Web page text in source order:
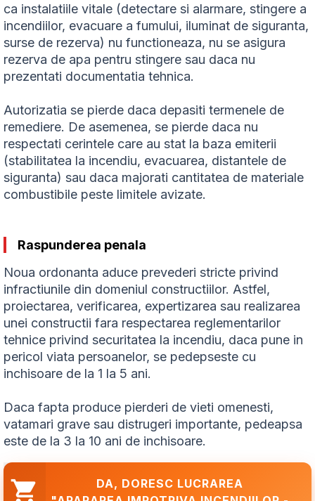
ca instalatiile vitale (detectare si alarmare, stingere a
incendiilor, evacuare a fumului, iluminat de siguranta,
surse de rezerva) nu functioneaza, nu se asigura
rezerva de apa pentru stingere sau daca nu
prezentati documentatia tehnica.
Autorizatia se pierde daca depasiti termenele de
remediere. De asemenea, se pierde daca nu
respectati cerintele care au stat la baza emiterii
(stabilitatea la incendiu, evacuarea, distantele de
siguranta) sau daca majorati cantitatea de materiale
combustibile peste limitele avizate.
Raspunderea penala
Noua ordonanta aduce prevederi stricte privind
infractiunile din domeniul constructiilor. Astfel,
proiectarea, verificarea, expertizarea sau realizarea
unei constructii fara respectarea reglementarilor
tehnice privind securitatea la incendiu, daca pune in
pericol viata persoanelor, se pedepseste cu
inchisoare de la 1 la 5 ani.
Daca fapta produce pierderi de vieti omenesti,
vatamari grave sau distrugeri importante, pedeapsa
este de la 3 la 10 ani de inchisoare.
DA, DORESC LUCRAREA